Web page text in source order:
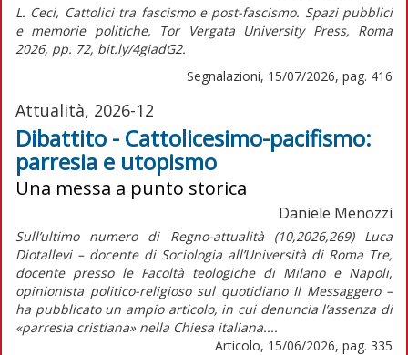
L. Ceci, Cattolici tra fascismo e post-fascismo. Spazi pubblici
e memorie politiche, Tor Vergata University Press, Roma
2026, pp. 72, bit.ly/4giadG2.
Segnalazioni, 15/07/2026, pag. 416
Attualità, 2026-12
Dibattito - Cattolicesimo-pacifismo:
parresia e utopismo
Una messa a punto storica
Daniele Menozzi
Sull’ultimo numero di Regno-attualità (10,2026,269) Luca
Diotallevi – docente di Sociologia all’Università di Roma Tre,
docente presso le Facoltà teologiche di Milano e Napoli,
opinionista politico-religioso sul quotidiano Il Messaggero –
ha pubblicato un ampio articolo, in cui denuncia l’assenza di
«parresia cristiana» nella Chiesa italiana....
Articolo, 15/06/2026, pag. 335